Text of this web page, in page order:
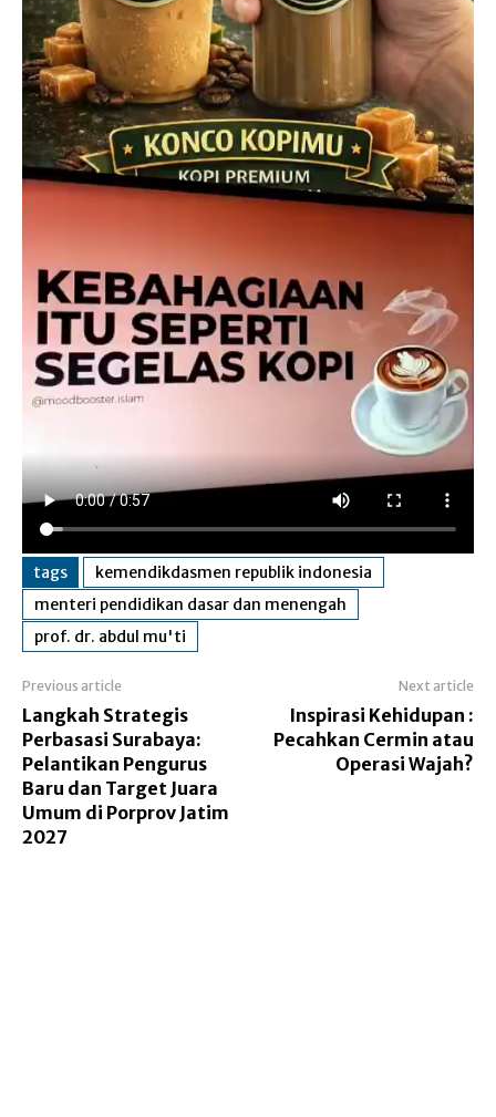
tags
kemendikdasmen republik indonesia
menteri pendidikan dasar dan menengah
prof. dr. abdul mu'ti
Previous article
Langkah Strategis
Perbasasi Surabaya:
Pelantikan Pengurus
Baru dan Target Juara
Umum di Porprov Jatim
2027
Next article
Inspirasi Kehidupan :
Pecahkan Cermin atau
Operasi Wajah?